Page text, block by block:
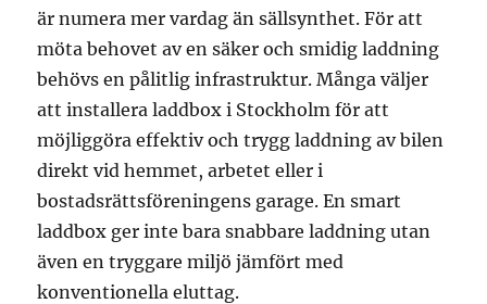
är numera mer vardag än sällsynthet. För att
möta behovet av en säker och smidig laddning
behövs en pålitlig infrastruktur. Många väljer
att installera laddbox i Stockholm för att
möjliggöra effektiv och trygg laddning av bilen
direkt vid hemmet, arbetet eller i
bostadsrättsföreningens garage. En smart
laddbox ger inte bara snabbare laddning utan
även en tryggare miljö jämfört med
konventionella eluttag.